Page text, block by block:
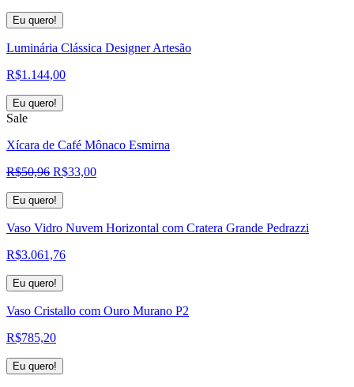
Eu quero!
Luminária Clássica Designer Artesão
R$1.144,00
Eu quero!
Sale
Xícara de Café Mônaco Esmirna
R$50,96 O
original
R$50,96.
R$33,00O
R$33,00.
Eu quero!
Vaso Vidro Nuvem Horizontal com Cratera Grande Pedrazzi
R$3.061,76
Eu quero!
Vaso Cristallo com Ouro Murano P2
R$785,20
Eu quero!